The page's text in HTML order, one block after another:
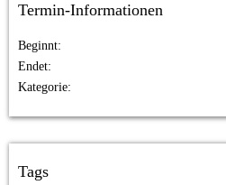
Termin-Informationen
Beginnt
Endet
Kategorie
Tags